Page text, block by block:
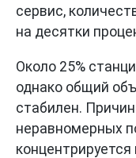
сервис,
на десятки
Около 25%
однако общий
стабилен.
неравномерных